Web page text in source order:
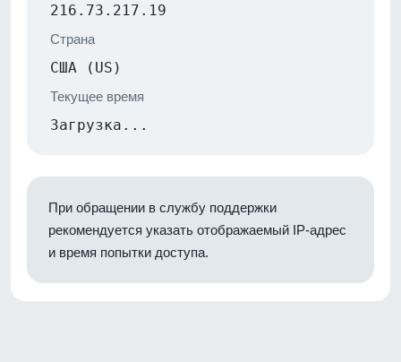
216.73.217.19
Страна
США (US)
Текущее время
Загрузка...
При обращении в службу поддержки
рекомендуется указать отображаемый IP-адрес
и время попытки доступа.